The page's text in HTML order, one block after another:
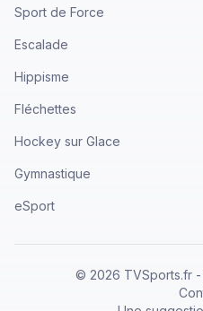
Sport de Force
Escalade
Hippisme
Fléchettes
Hockey sur Glace
Gymnastique
eSport
© 2026 TVSports.fr